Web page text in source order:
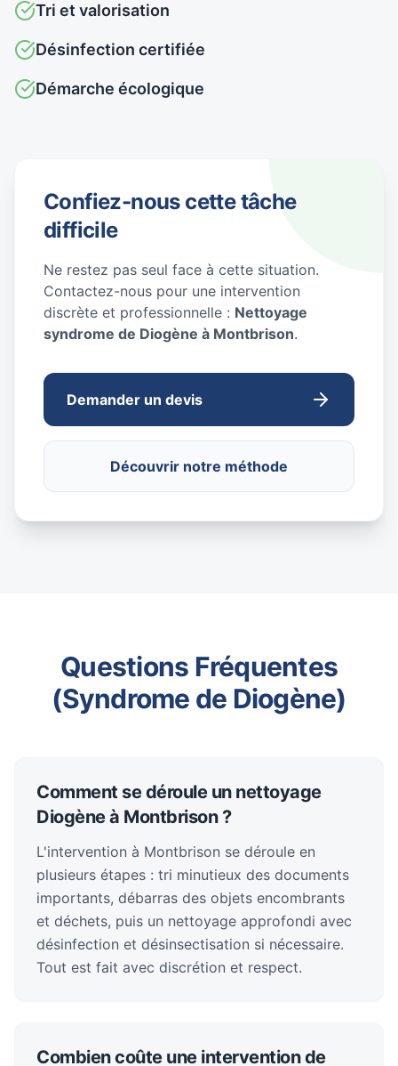
Tri et valorisation
Désinfection certifiée
Démarche écologique
Confiez-nous cette tâche
difficile
Ne restez pas seul face à cette situation.
Contactez-nous pour une intervention
discrète et professionnelle : Nettoyage
syndrome de Diogène à Montbrison.
Demander un devis
Découvrir notre méthode
Questions Fréquentes
(Syndrome de Diogène)
Comment se déroule un nettoyage
Diogène à Montbrison ?
L'intervention à Montbrison se déroule en
plusieurs étapes : tri minutieux des documents
importants, débarras des objets encombrants
et déchets, puis un nettoyage approfondi avec
désinfection et désinsectisation si nécessaire.
Tout est fait avec discrétion et respect.
Combien coûte une intervention de